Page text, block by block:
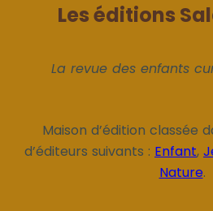
Les éditions
La revue des enfants
Maison d’édition classée
d’éditeurs suivants : Enfant,
Nature.